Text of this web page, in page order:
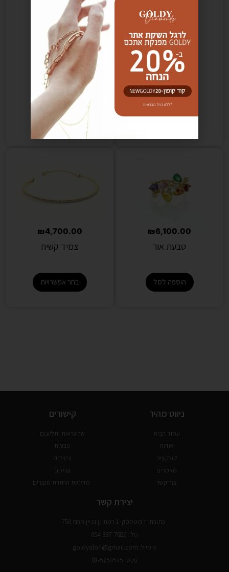
טבעת רנסנס
₪3,350.00
bestseller
טבעת ליבי
3,900.00
בחר אפשרויות
טבעת אור
₪6,100.00
הוספה לסל
צמיד קשיח
₪4,700.00
בחר אפשרויות
ניווט מהיר
עמוד הבית
אודות
קולקציה
מאמרים
צור קשר
קישורים
שרשראות ותליונים
טבעות
צמידים
עגילים
מדיניות החזרת מוצרים
יצירת קשר
כתובת: ז׳בוטינסקי 1 רמת גן בניין מכבי 750
טל': 054-397-7686
אימייל: goldyalon@gmail.com
פקס: 03-5758525